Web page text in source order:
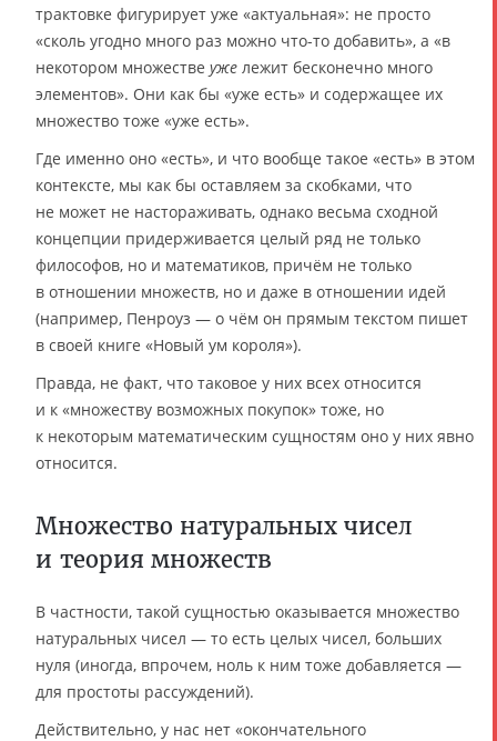
трактовке фигурирует уже «актуальная»: не просто
«сколь угодно много раз можно что-то добавить», а «в
некотором множестве уже лежит бесконечно много
элементов». Они как бы «уже есть» и содержащее их
множество тоже «уже есть».
Где именно оно «есть», и что вообще такое «есть» в этом
контексте, мы как бы оставляем за скобками, что
не может не настораживать, однако весьма сходной
концепции придерживается целый ряд не только
философов, но и математиков, причём не только
в отношении множеств, но и даже в отношении идей
(например, Пенроуз — о чём он прямым текстом пишет
в своей книге «Новый ум короля»).
Правда, не факт, что таковое у них всех относится
и к «множеству возможных покупок» тоже, но
к некоторым математическим сущностям оно у них явно
относится.
Множество натуральных чисел
и теория множеств
В частности, такой сущностью оказывается множество
натуральных чисел — то есть целых чисел, больших
нуля (иногда, впрочем, ноль к ним тоже добавляется —
для простоты рассуждений).
Действительно, у нас нет «окончательного